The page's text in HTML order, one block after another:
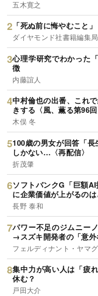
五木寛之
「死ぬ前に悔やむこと
ダイヤモンド社書籍編集局
心理学研究でわかった
徴
内藤誼人
中村倫也の出番、これ
きする〈風、薫る第96回
木俣 冬
100歳の男女が回答「
しかない…〈再配信〉
折茂肇
ソフトバンクG「巨額
に企業価値が上がるのは
長野 泰和
パワー不足のジムニー
→スズキ開発者の「意外
フェルディナント・ヤマ
集中力が高い人は「疲
休む？
戸田大介